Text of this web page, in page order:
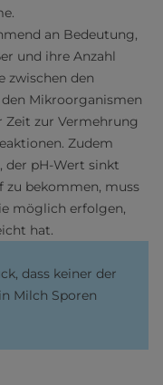
an Bedeutung,
und ihre Anzahl
zwischen den
Mikroorganismen
zur Vermehrung
Zudem
der pH-Wert sinkt
zu bekommen, muss
möglich erfolgen,
hat.
dass keiner der
Milch Sporen